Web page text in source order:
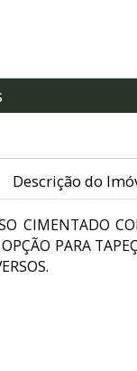
Descrição do
CIMENTADO
PARA